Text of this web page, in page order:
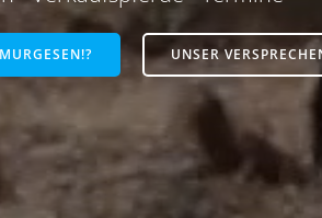
UNSER